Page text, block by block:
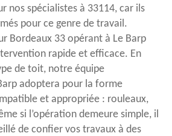
nos spécialistes à 33114, car ils
pour ce genre de travail.
Bordeaux 33 opérant à Le Barp
rapide et efficace. En
de toit, notre équipe
adoptera pour la forme
et appropriée : rouleaux,
si l’opération demeure simple, il
de confier vos travaux à des